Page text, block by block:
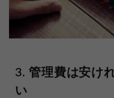
管理費は安け
い